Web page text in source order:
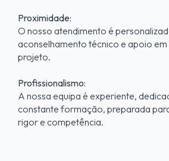
Proximidade:
O nosso atendimento é
aconselhamento técnico e apoio
projeto.
Profissionalismo:
A nossa equipa é experiente,
constante formação, preparada
rigor e competência.